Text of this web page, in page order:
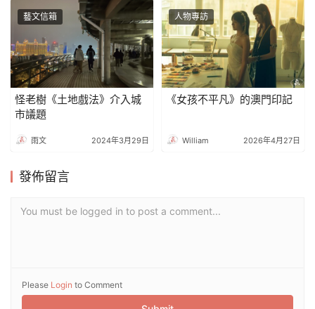
藝文信箱
怪老樹《土地戲法》介入城
市議題
雨文 2024年3月29日
人物專訪
《女孩不平凡》的澳門印記
William 2026年4月27日
發佈留言
You must be logged in to post a comment...
Please Login to Comment